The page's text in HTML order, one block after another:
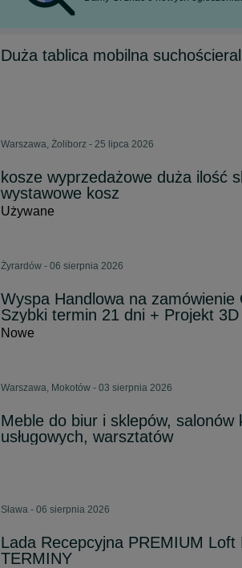
Duża tablica mobilna
Warszawa, Żoliborz - 25 lipca 2026
kosze wyprzedażowe duża ilość
wystawowe kosz
Używane
Żyrardów - 06 sierpnia 2026
Wyspa Handlowa na zamówienie
Szybki termin 21 dni + Projekt
Nowe
Warszawa, Mokotów - 03 sierpnia 2026
Meble do biur i sklepów, salonów
usługowych, warsztatów
Sława - 06 sierpnia 2026
Lada Recepcyjna PREMIUM
TERMINY